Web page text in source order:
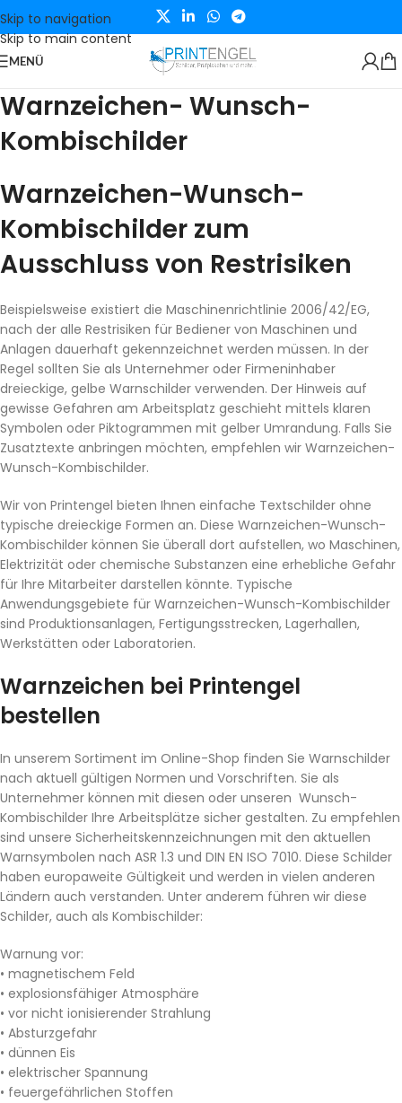
Skip to navigation
Skip to main content
MENÜ
Warnzeichen- Wunsch-
Kombischilder
Warnzeichen-Wunsch-
Kombischilder zum
Ausschluss von Restrisiken
Beispielsweise existiert die Maschinenrichtlinie 2006/42/EG,
nach der alle Restrisiken für Bediener von Maschinen und
Anlagen dauerhaft gekennzeichnet werden müssen. In der
Regel sollten Sie als Unternehmer oder Firmeninhaber
dreieckige, gelbe Warnschilder verwenden. Der Hinweis auf
gewisse Gefahren am Arbeitsplatz geschieht mittels klaren
Symbolen oder Piktogrammen mit gelber Umrandung. Falls Sie
Zusatztexte anbringen möchten, empfehlen wir Warnzeichen-
Wunsch-Kombischilder.
Wir von Printengel bieten Ihnen einfache Textschilder ohne
typische dreieckige Formen an. Diese Warnzeichen-Wunsch-
Kombischilder können Sie überall dort aufstellen, wo Maschinen,
Elektrizität oder chemische Substanzen eine erhebliche Gefahr
für Ihre Mitarbeiter darstellen könnte. Typische
Anwendungsgebiete für Warnzeichen-Wunsch-Kombischilder
sind Produktionsanlagen, Fertigungsstrecken, Lagerhallen,
Werkstätten oder Laboratorien.
Warnzeichen bei Printengel
bestellen
In unserem Sortiment im Online-Shop finden Sie Warnschilder
nach aktuell gültigen Normen und Vorschriften. Sie als
Unternehmer können mit diesen oder unseren Wunsch-
Kombischilder Ihre Arbeitsplätze sicher gestalten. Zu empfehlen
sind unsere Sicherheitskennzeichnungen mit den aktuellen
Warnsymbolen nach ASR 1.3 und DIN EN ISO 7010. Diese Schilder
haben europaweite Gültigkeit und werden in vielen anderen
Ländern auch verstanden. Unter anderem führen wir diese
Schilder, auch als Kombischilder:
Warnung vor:
• magnetischem Feld
• explosionsfähiger Atmosphäre
• vor nicht ionisierender Strahlung
• Absturzgefahr
• dünnen Eis
• elektrischer Spannung
• feuergefährlichen Stoffen